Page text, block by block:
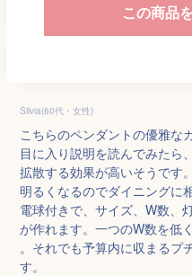
この商品
Silvia(60代・女性)
こちらのペンダントの優雅な
目に入り説明を読んでみたら
拡散する効果が高いそうです
明るくなるのでダイニングに
電球付きで、サイズ、W数、
が作れます。一つのW数を低
。それでも予算内に収まるプ
す。